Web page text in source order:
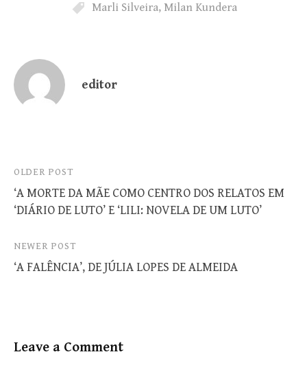
Marli Silveira, Milan Kundera
editor
Post
navigation
OLDER POST
‘A MORTE DA MÃE COMO CENTRO DOS RELATOS EM
‘DIÁRIO DE LUTO’ E ‘LILI: NOVELA DE UM LUTO’
NEWER POST
‘A FALÊNCIA’, DE JÚLIA LOPES DE ALMEIDA
Leave a Comment